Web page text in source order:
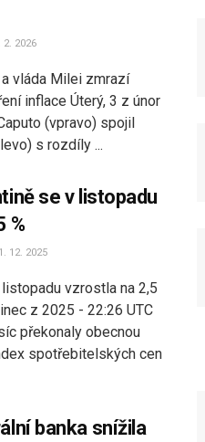
2. 2026
vláda Milei zmrazí
inflace Úterý, 3 z únor
(vpravo) spojil
s rozdíly ...
se v listopadu
%
12. 2025
vzrostla na 2,5
z 2025 - 22:26 UTC
překonaly obecnou
spotřebitelských cen
banka snížila